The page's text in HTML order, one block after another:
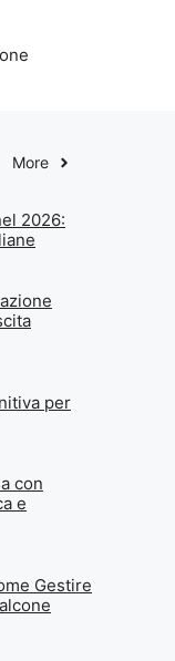
More
2026:
per
con
e
Gestire